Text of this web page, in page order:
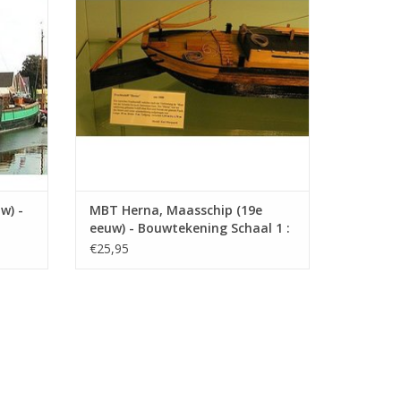
van de Chang-Jiang
is bijgesloten.
-
MBT Herna, Maasschip (19e
eeuw) - Bouwtekening Schaal 1 :
100 (10.05.010)
€25,95